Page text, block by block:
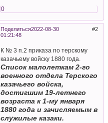
0
Поделиться 2
2022-08-30
01:21:48
К № 3 п.2 приказа по терскому
казачьему войску 1880 года.
Список малолеткам 2-го
военного отдела Терского
казачьего войска,
достигшим 19-летнего
возраста к 1-му января
1880 года и зачисляемым в
служилые казаки.